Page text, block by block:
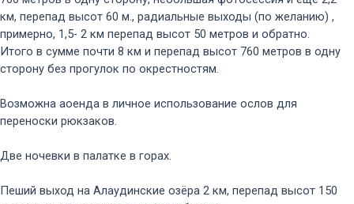
км, перепад высот 60 м., радиальные выходы (по желанию) ,
примерно, 1,5- 2 км перепад высот 50 метров и обратно.
Итого в сумме почти 8 км и перепад высот 760 метров в одну
сторону без прогулок по окрестностям.
Возможна аоенда в личное использование ослов для
переноски рюкзаков.
Две ночевки в палатке в горах.
Пеший выход на Алаудинские озёра 2 км, перепад высот 150